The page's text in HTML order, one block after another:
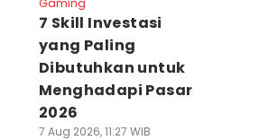
Gaming
7 Skill Investasi
yang Paling
Dibutuhkan untuk
Menghadapi Pasar
2026
7 Aug 2026, 11:27 WIB